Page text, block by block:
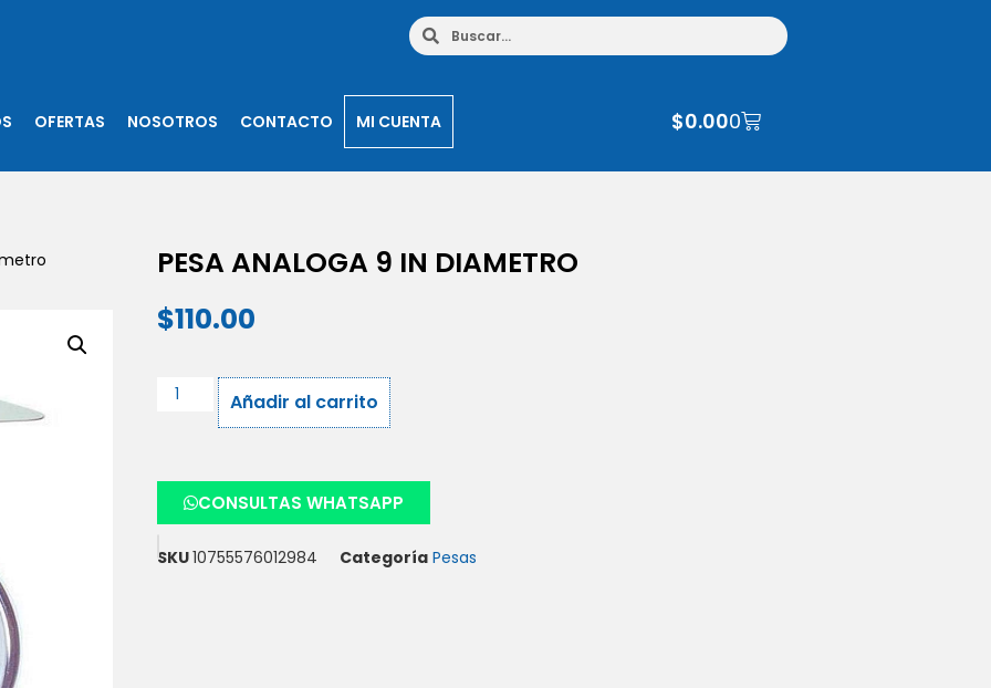
OFERTAS NOSOTROS CONTACTO MI CUENTA $0.000
PESA ANALOGA 9 IN DIAMETRO
$110.00
Añadir al carrito
CONSULTAS WHATSAPP
SKU10755576012984 Categoría Pesas